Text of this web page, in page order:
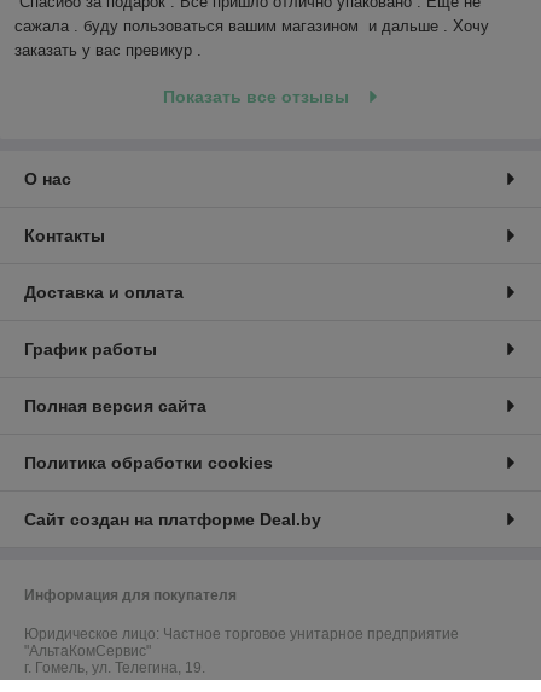
сажала . буду пользоваться вашим магазином  и дальше . Хочу
заказать у вас превикур .
Показать все отзывы
О нас
Контакты
Доставка и оплата
График работы
Полная версия сайта
Политика обработки cookies
Сайт создан на платформе Deal.by
Информация для покупателя
Юридическое лицо: Частное торговое унитарное предприятие
"АльтаКомСервис"
г. Гомель, ул. Телегина, 19.